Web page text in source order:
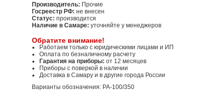
Производитель: Прочие
Госреестр РФ: не внесен
Статус: производится
Наличие в Самаре: уточняйте у менеджеров
Обратите внимание!
Работаем только с юридическими лицами и ИП
Оплата по безналичному расчету
Гарантия на приборы: от 12 месяцев
Приборы с поверкой в наличии
Доставка в Самару и в другие города России
Варианты обозначения: PA-100/350